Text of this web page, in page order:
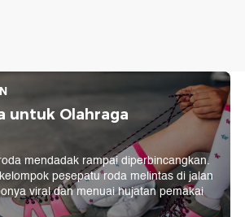
untuk Olahraga
mendadak rampai diperbincangkan.
pesepatu roda melintas di jalan
viral dan menuai hujatan pemakai